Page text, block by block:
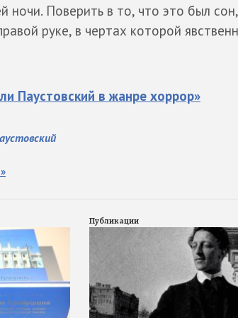
Поверить в то, что это был сон,
руке, в чертах которой
Паустовский в жанре хоррор»
Публикации